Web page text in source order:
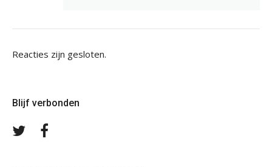
Reacties zijn gesloten.
Blijf verbonden
Volg